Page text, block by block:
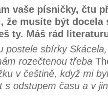
vaše písničky, čtu
že musíte být docela
ty. Máš rád
postele sbírky
rozečtenou třeba
v češtině, když mi
odstupem času a v